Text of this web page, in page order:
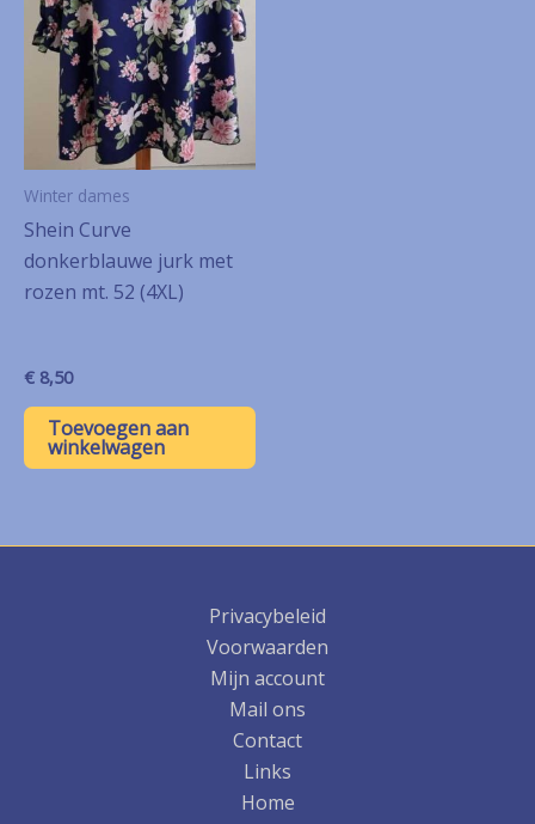
Winter dames
Shein Curve
donkerblauwe jurk met
rozen mt. 52 (4XL)
€ 8,50
Toevoegen aan
winkelwagen
Privacybeleid
Voorwaarden
Mijn account
Mail ons
Contact
Links
Home